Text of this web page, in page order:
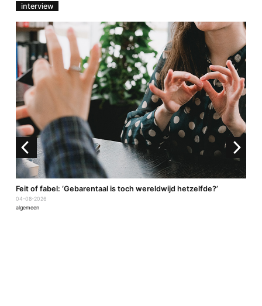
interview
Feit of fabel: ‘Gebarentaal is toch wereldwijd hetzelfde?’
04-08-2026
algemeen